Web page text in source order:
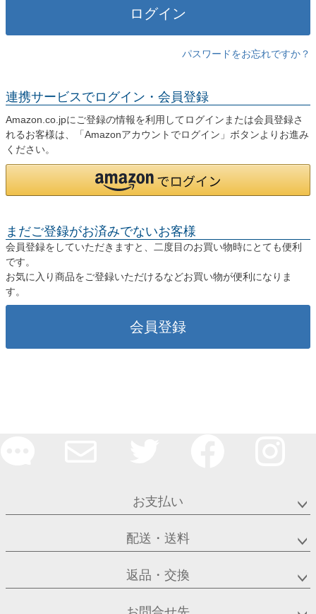
ログイン
パスワードをお忘れですか？
連携サービスでログイン・会員登録
Amazon.co.jpにご登録の情報を利用してログインまたは会員登録さ
れるお客様は、「Amazonアカウントでログイン」ボタンよりお進み
ください。
まだご登録がお済みでないお客様
会員登録をしていただきますと、二度目のお買い物時にとても便利
です。
お気に入り商品をご登録いただけるなどお買い物が便利になりま
す。
会員登録
お支払い
配送・送料
返品・交換